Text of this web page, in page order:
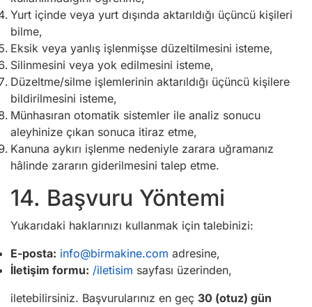
Yurt içinde veya yurt dışında aktarıldığı üçüncü kişileri
bilme,
Eksik veya yanlış işlenmişse düzeltilmesini isteme,
Silinmesini veya yok edilmesini isteme,
Düzeltme/silme işlemlerinin aktarıldığı üçüncü kişilere
bildirilmesini isteme,
Münhasıran otomatik sistemler ile analiz sonucu
aleyhinize çıkan sonuca itiraz etme,
Kanuna aykırı işlenme nedeniyle zarara uğramanız
hâlinde zararın giderilmesini talep etme.
14. Başvuru Yöntemi
Yukarıdaki haklarınızı kullanmak için talebinizi:
E-posta: info@birmakine.com adresine,
İletişim formu: /iletisim sayfası üzerinden,
iletebilirsiniz. Başvurularınız en geç 30 (otuz) gün